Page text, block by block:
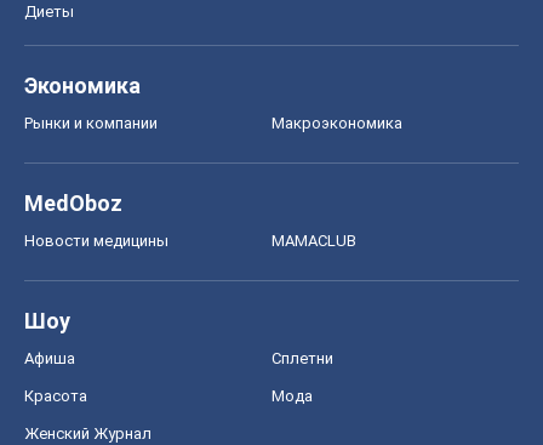
Диеты
Экономика
Рынки и компании Mакроэкономика
MedOboz
Новости медицины MAMACLUB
Шоу
Афиша Сплетни
Красота Мода
Женский Журнал